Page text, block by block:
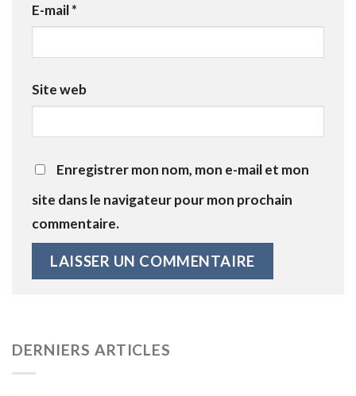
E-mail*
Site web
Enregistrer mon nom, mon e-mail et mon
site dans le navigateur pour mon prochain
commentaire.
DERNIERS ARTICLES